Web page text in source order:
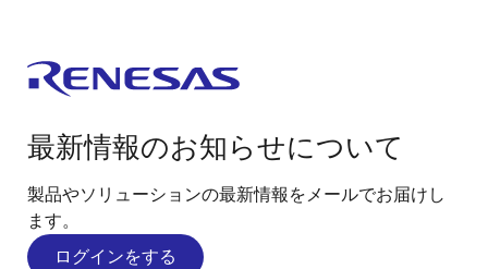
最新情報のお知らせについて
製品やソリューションの最新情報をメールでお届けし
ます。
ログインをする